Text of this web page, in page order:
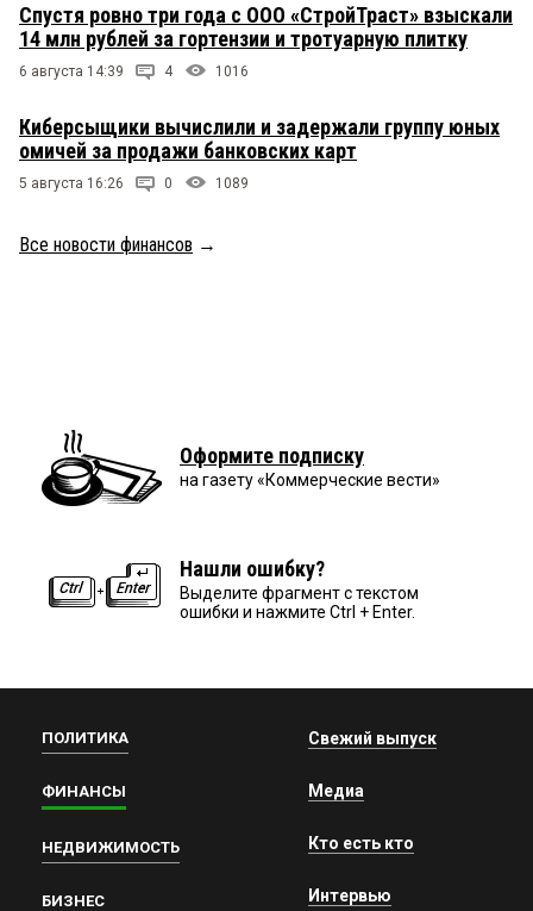
Спустя ровно три года с ООО «СтройТраст» взыскали
14 млн рублей за гортензии и тротуарную плитку
6 августа 14:39 4 1016
Киберсыщики вычислили и задержали группу юных
омичей за продажи банковских карт
5 августа 16:26 0 1089
Все новости финансов →
Оформите подписку
на газету «Коммерческие вести»
Нашли ошибку?
Выделите фрагмент с текстом
ошибки и нажмите Ctrl + Enter.
ПОЛИТИКА
ФИНАНСЫ
НЕДВИЖИМОСТЬ
БИЗНЕС
Свежий выпуск
Медиа
Кто есть кто
Интервью